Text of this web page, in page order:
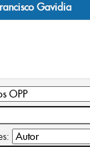
Gavidia